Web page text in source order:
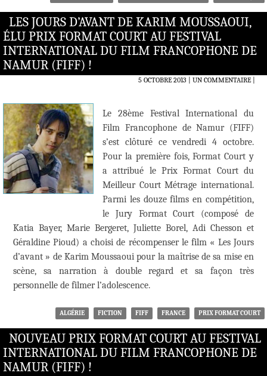
LES JOURS D’AVANT DE KARIM MOUSSAOUI,
ÉLU PRIX FORMAT COURT AU FESTIVAL
INTERNATIONAL DU FILM FRANCOPHONE DE
NAMUR (FIFF) !
5 OCTOBRE 2013 UN COMMENTAIRE|
Le 28ème Festival International du
Film Francophone de Namur (FIFF)
s’est clôturé ce vendredi 4 octobre.
Pour la première fois, Format Court y
a attribué le Prix Format Court du
Meilleur Court Métrage international.
Parmi les douze films en compétition,
le Jury Format Court (composé de
Katia Bayer, Marie Bergeret, Juliette Borel, Adi Chesson et
Géraldine Pioud) a choisi de récompenser le film « Les Jours
d’avant » de Karim Moussaoui pour la maîtrise de sa mise en
scène, sa narration à double regard et sa façon très
personnelle de filmer l’adolescence.
ALGÉRIE FICTION FIFF FRANCE PRIX FORMAT COURT
NOUVEAU PRIX FORMAT COURT AU FESTIVAL
INTERNATIONAL DU FILM FRANCOPHONE DE
NAMUR (FIFF) !